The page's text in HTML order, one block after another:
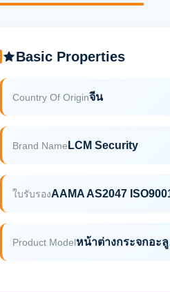
Basic Properties
Country Of Originจีน
Brand Name LCM Security
ใบรับรองAAMA AS2047
Product Model หน้า